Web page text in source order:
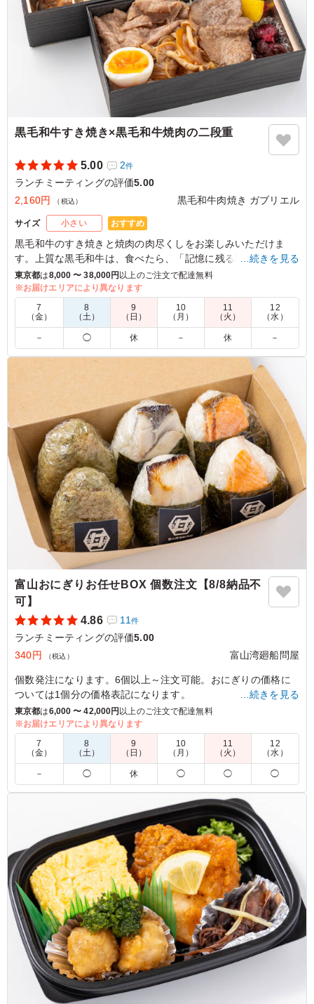
ご利用シーン：会議・セミナー›ランチミーティング
東京都新宿区西新宿2026/07/06
黒毛和牛すき焼き×黒毛和牛焼肉の二段重
5.00 2件
ランチミーティングの評価5.00
2,160円
（税込） 黒毛和牛肉焼き ガブリエル
サイズ 小さい おすすめ
黒毛和牛のすき焼きと焼肉の肉尽くしをお楽しみいただけま
す。上質な黒毛和牛は、食べたら、「記憶に残る味」と店主も
自慢の一品です。すき焼きと焼肉の味の違いも比べながらお召
し上がりください。
5.0
ワクワクさせてもらえる肉尽くしのお弁当でしたが、すき
焼きと焼肉の味の違いも比べながら食べられるのも楽しか
ったし、副菜も豊富で、彩り的にも目でも楽しめました。
肉じゃが風ポテトサラダ、牛蒡と蒟蒻のピリ辛醤油炒め、
茄子の煮びたしも大変好きな味付けでした。
ご利用シーン：会議・セミナー›ランチミーティング
東京都千代田区大手町2025/11/11
…続きを見る
東京都は8,000 〜 38,000円 以上のご注文で配達無料
※お届けエリアにより異なります
7
（金）
8
（土）
9
（日）
10
（月）
11
（火）
12
（水）
－ ◯ 休 － 休 －
富山おにぎりお任せBOX 個数注文【8/8納品不
可】
4.86
11件
ランチミーティングの評価5.00
340円
（税込） 富山湾廻船問屋
個数発注になります。6個以上～注文可能。おにぎりの価格に
ついては1個分の価格表記になります。
富山をインスパイアした美味しいおにぎりをお好みの個数で箱
にセットしてお届け致します。ロケやイベントに大活躍間違い
無し！
【おにぎりは日替わり・ランダムでお入れいたします】
ホタルイカ飯のおにぎり/富山ブラック飯のおにぎり/白エビと
天かすのおにぎり/鰤の照り焼きのおにぎり/鰆の西京焼きのお
にぎり/銀鮭塩焼きのおにぎり/鯖の塩焼きのおにぎり/とろろ昆
布とゆかりのおにぎり/とろろ昆布とワカメのおにぎり/とろろ
昆布とおかかのおにぎり
※ラップに包んでお届けいたします。
※画像はおにぎり6個のイメージです。
※1箱に入るおにぎりの最大個数は6個、又は12個になります。
12個以上の場合は2箱以上でのお届けとなります。
※備品は箱の中に入れた状態でお届けします。
※2～10種類を指定数に合わせてご用意します。
※おかずご希望の場合は、商品番号：74422「富山のお惣菜セ
ット」をご注文ください。
…続きを見る
東京都は6,000 〜 42,000円以上のご注文で配達無料
※お届けエリアにより異なります
7
（金）
8
（土）
9
（日）
10
（月）
11
（火）
12
（水）
－ ◯ 休 ◯ ◯ ◯